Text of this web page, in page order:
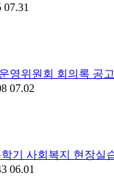
07.31
영위원회 회의록 공고
07.02
기 사회복지 현장실
06.01